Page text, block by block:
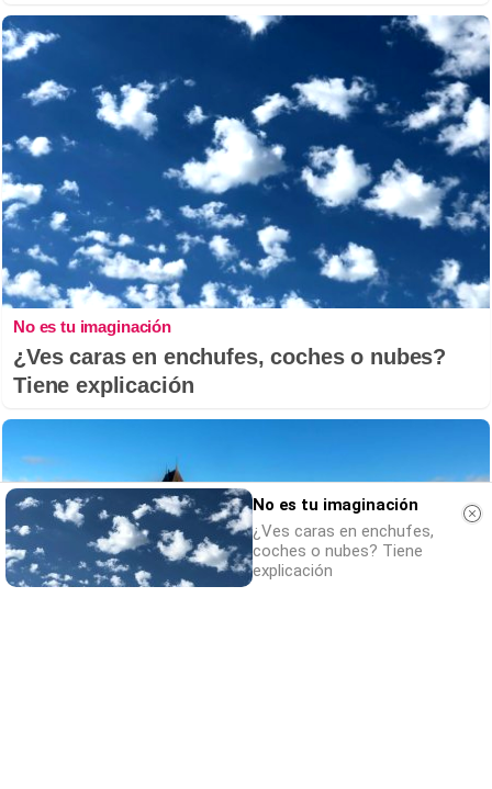
No es tu imaginación
¿Ves caras en enchufes, coches o nubes?
Tiene explicación
No es tu imaginación
¿Ves caras en enchufes,
coches o nubes? Tiene
explicación